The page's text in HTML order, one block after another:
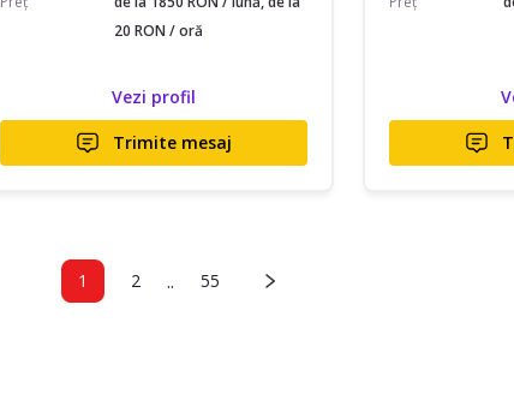
20 RON / oră
Vezi profil
Trimite mesaj
1 2 .. 55